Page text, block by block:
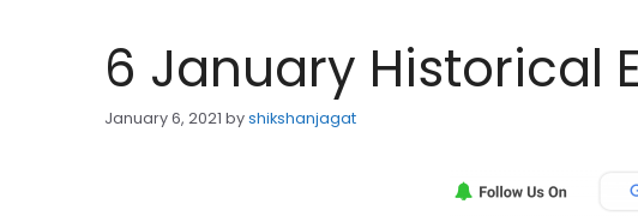
6 January Historical
January 6, 2021 byshikshanjagat